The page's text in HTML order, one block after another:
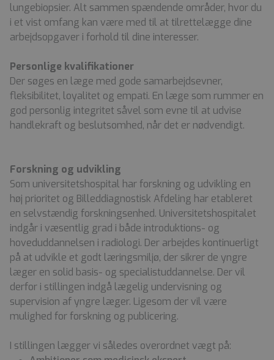
lungebiopsier. Alt sammen spændende områder, hvor du
i et vist omfang kan være med til at tilrettelægge dine
arbejdsopgaver i forhold til dine interesser.
Personlige kvalifikationer
Der søges en læge med gode samarbejdsevner,
fleksibilitet, loyalitet og empati. En læge som rummer en
god personlig integritet såvel som evne til at udvise
handlekraft og beslutsomhed, når det er nødvendigt.
Forskning og udvikling
Som universitetshospital har forskning og udvikling en
høj prioritet og Billeddiagnostisk Afdeling har etableret
en selvstændig forskningsenhed. Universitetshospitalet
indgår i væsentlig grad i både introduktions- og
hoveduddannelsen i radiologi. Der arbejdes kontinuerligt
på at udvikle et godt læringsmiljø, der sikrer de yngre
læger en solid basis- og specialistuddannelse. Der vil
derfor i stillingen indgå lægelig undervisning og
supervision af yngre læger. Ligesom der vil være
mulighed for forskning og publicering.
I stillingen lægger vi således overordnet vægt på: